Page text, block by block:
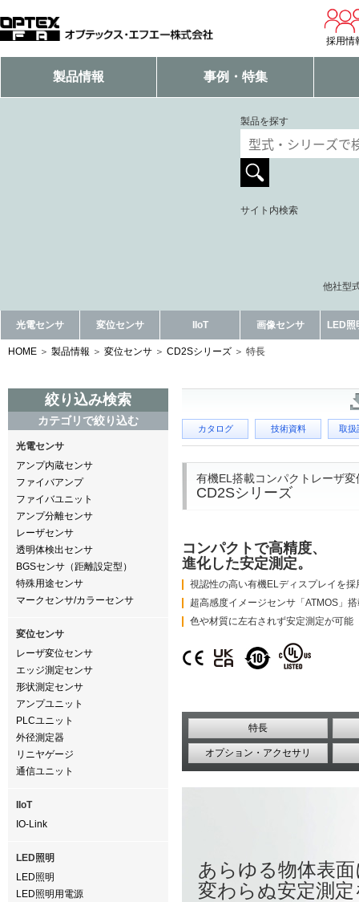
採用情
製品情報 事例・特集
製品を探す
サイト内検索
他社型
光電センサ 変位センサ IIoT 画像センサ LED照
HOME 製品情報 変位センサ CD2Sシリーズ 特長
絞り込み検索
カテゴリで絞り込む
光電センサ
アンプ内蔵センサ
ファイバアンプ
ファイバユニット
アンプ分離センサ
レーザセンサ
透明体検出センサ
BGSセンサ（距離設定型）
特殊用途センサ
マークセンサ/カラーセンサ
変位センサ
レーザ変位センサ
エッジ測定センサ
形状測定センサ
アンプユニット
PLCユニット
外径測定器
リニヤゲージ
通信ユニット
IIoT
IO-Link
LED照明
LED照明
LED照明用電源
カタログ 技術資料 取扱
有機EL搭載コンパクトレーザ変
CD2Sシリーズ
コンパクトで高精度、
進化した安定測定。
視認性の高い有機ELディスプレイを採
超高感度イメージセンサ「ATMOS」
色や材質に左右されず安定測定が可能
特長
オプション・アクセサリ
あらゆる物体表
変わらぬ安定測